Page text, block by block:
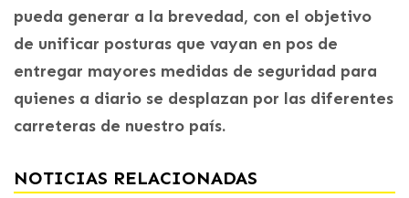
pueda generar a la brevedad, con el objetivo
de unificar posturas que vayan en pos de
entregar mayores medidas de seguridad para
quienes a diario se desplazan por las diferentes
carreteras de nuestro país.
NOTICIAS RELACIONADAS